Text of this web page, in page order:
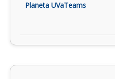
Planeta UVaTeams